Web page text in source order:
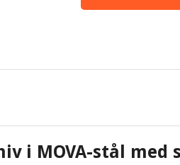
i MOVA-stål